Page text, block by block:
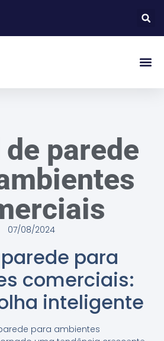
parede
07/08/2024
para
comerciais:
inteligente
para ambientes